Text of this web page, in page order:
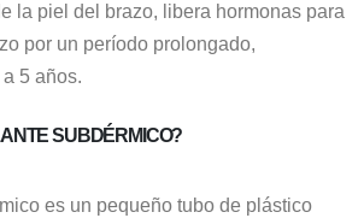
la piel del brazo, libera hormonas para
por un período prolongado,
5 años.
SUBDÉRMICO?
es un pequeño tubo de plástico